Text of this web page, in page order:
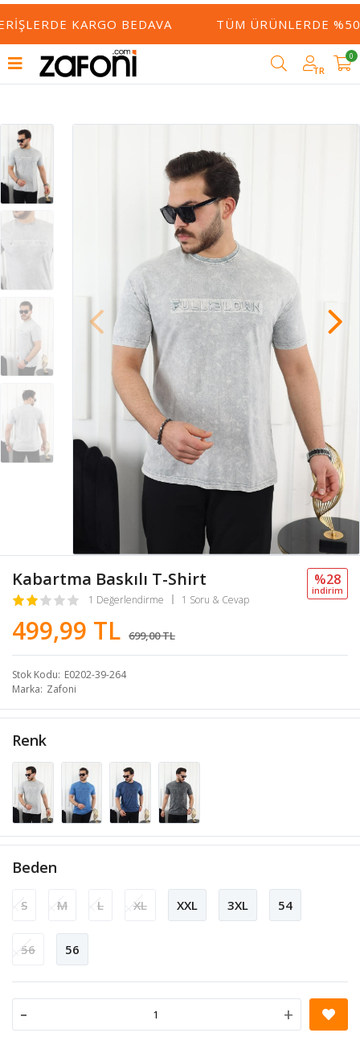
KARGO BEDAVA TÜM ÜRÜNLERDE
TR
0
Kabartma Baskılı T-Shirt
1 Değerlendirme 1 Soru & Cevap
499,99 TL 699,00 TL
%28
i̇ndi̇ri̇m
Stok Kodu E0202-39-264
Marka Zafoni
Renk
Beden
S M L XL XXL 3XL 54
56 56
- +